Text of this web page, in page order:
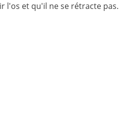
l'os et qu'il ne se rétracte pas.